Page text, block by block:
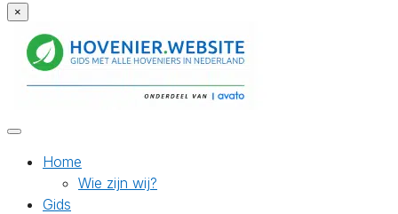
×
Home
Wie zijn wij?
Gids